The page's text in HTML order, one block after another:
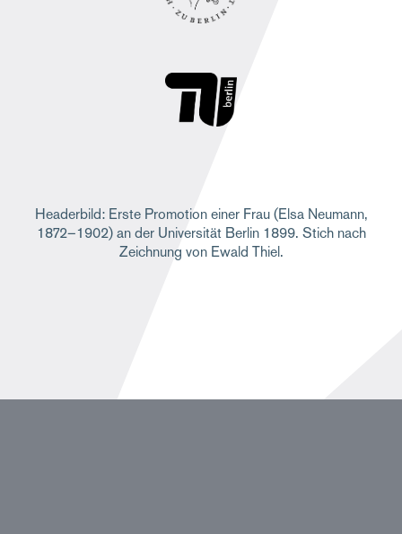
Headerbild: Erste Promotion einer Frau (Elsa Neumann,
1872–1902) an der Universität Berlin 1899. Stich nach
Zeichnung von Ewald Thiel.